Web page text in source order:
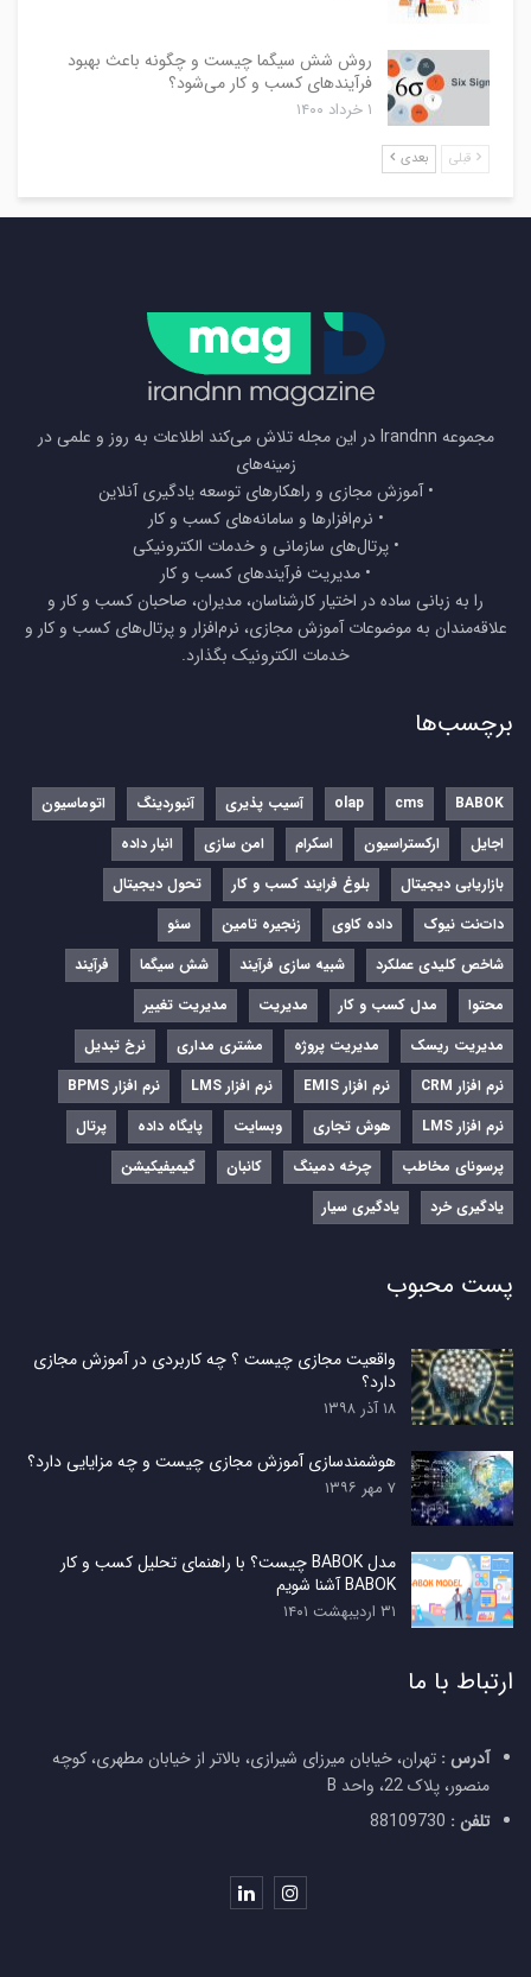
روش شش سیگما چیست و چگونه باعث بهبود
فرآیندهای کسب و کار می‌شود؟
۱ خرداد ۱۴۰۰
قبلی بعدی
مجموعه Irandnn در این مجله تلاش می‌کند اطلاعات به روز و علمی در
زمینه‌های
• آموزش مجازی و راهکارهای توسعه یادگیری آنلاین
• نرم‌افزارها و سامانه‌های کسب و کار
• پرتال‌های سازمانی و خدمات الکترونیکی
• مدیریت فرآیندهای کسب و کار
را به زبانی ساده در اختیار کارشناسان، مدیران، صاحبان کسب و کار و
علاقه‌مندان به موضوعات آموزش مجازی، نرم‌افزار و پرتال‌های کسب و کار و
خدمات الکترونیک بگذارد.
برچسب‌ها
BABOK
cms
olap آسیب پذیری آنبوردینگ
اتوماسیون
اجایل
ارکستراسیون اسکرام امن سازی
انبار داده
بازاریابی دیجیتال
بلوغ فرایند کسب و کار
تحول دیجیتال
دات‌نت نیوک
داده کاوی زنجیره تامین
سئو
شاخص کلیدی عملکرد
شبیه سازی فرآیند شش سیگما
فرآیند
محتوا
مدل کسب و کار مدیریت
مدیریت تغییر
مدیریت ریسک
مدیریت پروژه مشتری مداری
نرخ تبدیل
نرم‌ افزار CRM
نرم‌ افزار EMIS نرم‌ افزار LMS
نرم افزار BPMS
نرم افزار LMS
هوش تجاری وبسایت پایگاه داده
پرتال
پرسونای مخاطب
چرخه دمینگ کانبان
گیمیفیکیشن
یادگیری خرد
یادگیری سیار
پست محبوب
واقعیت مجازی چیست ؟ چه کاربردی در آموزش مجازی
دارد؟
۱۸ آذر ۱۳۹۸
هوشمندسازی آموزش مجازی چیست و چه مزایایی دارد؟
۷ مهر ۱۳۹۶
مدل BABOK چیست؟ با راهنمای تحلیل کسب و کار
BABOK آشنا شویم
۳۱ اردیبهشت ۱۴۰۱
ارتباط با ما
آدرس : تهران، خیابان میرزای شیرازی، بالاتر از خیابان مطهری، کوچه
منصور، پلاک 22، واحد B
تلفن :